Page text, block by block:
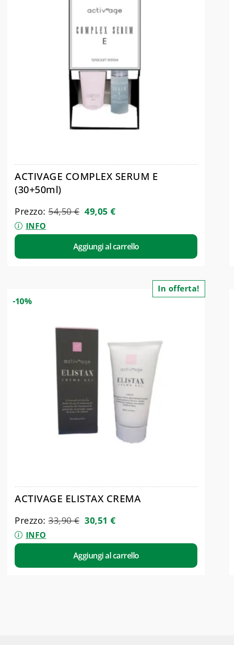
ACTIVAGE COMPLEX SERUM E
(30+50ml)
Prezzo: 54,50€ 49,05 €
INFO
Aggiungi al carrello
ACTIVAGE ELISTAX CREMA
Prezzo: 33,90€ 30,51 €
INFO
Aggiungi al carrello
In offerta!
-10%